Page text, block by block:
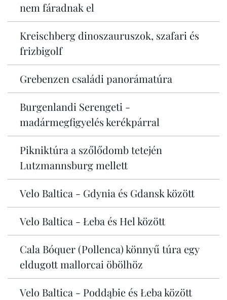
nem fáradnak el
Kreischberg dinoszauruszok, szafari és
frizbigolf
Grebenzen családi panorámatúra
Burgenlandi Serengeti -
madármegfigyelés kerékpárral
Pikniktúra a szőlődomb tetején
Lutzmannsburg mellett
Velo Baltica - Gdynia és Gdansk között
Velo Baltica - Łeba és Hel között
Cala Bóquer (Pollenca) könnyű túra egy
eldugott mallorcai öbölhöz
Velo Baltica - Poddąbie és Łeba között